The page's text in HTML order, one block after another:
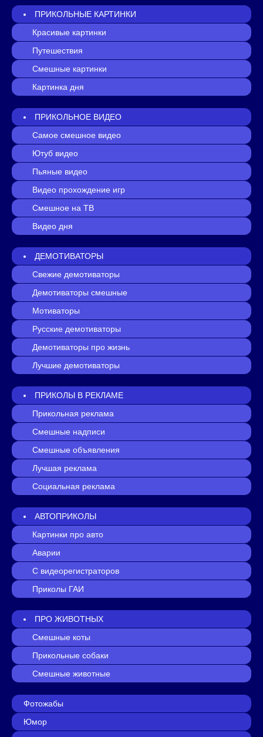
ПРИКОЛЬНЫЕ КАРТИНКИ
Красивые картинки
Путешествия
Смешные картинки
Картинка дня
ПРИКОЛЬНОЕ ВИДЕО
Самое смешное видео
Ютуб видео
Пьяные видео
Видео прохождение игр
Смешное на ТВ
Видео дня
ДЕМОТИВАТОРЫ
Свежие демотиваторы
Демотиваторы смешные
Мотиваторы
Русские демотиваторы
Демотиваторы про жизнь
Лучшие демотиваторы
ПРИКОЛЫ В РЕКЛАМЕ
Прикольная реклама
Смешные надписи
Смешные объявления
Лучшая реклама
Социальная реклама
АВТОПРИКОЛЫ
Картинки про авто
Аварии
С видеорегистраторов
Приколы ГАИ
ПРО ЖИВОТНЫХ
Смешные коты
Прикольные собаки
Смешные животные
Фотожабы
Юмор